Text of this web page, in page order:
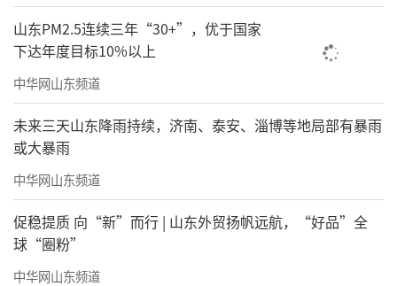
山东PM2.5连续三年“30+”，优于国家
下达年度目标10%以上
中华网山东频道
未来三天山东降雨持续，济南、泰安、淄博等地局部有暴雨
或大暴雨
中华网山东频道
促稳提质 向“新”而行 | 山东外贸扬帆远航，“好品”全
球“圈粉”
中华网山东频道